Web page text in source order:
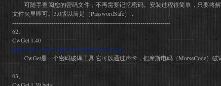
可随手查阅您的密码文件，不再需要记忆密码。安装过程很简单，只要将
文件夹里即可。3.0版以前是（PasswordSafe）...
--------------------------------------------------------------------------------
62、
CwGet 1.40
http://www.dxsoft.com/download/cwget140.zip
CwGet是一个密码破译工具,它可以通过声卡，把摩斯电码（MorseCode）破
--------------------------------------------------------------------------------
63、